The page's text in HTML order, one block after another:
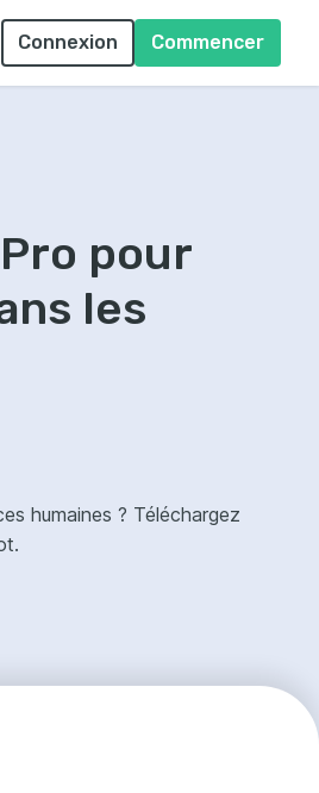
Connexion Commencer
pour
les
humaines ? Téléchargez